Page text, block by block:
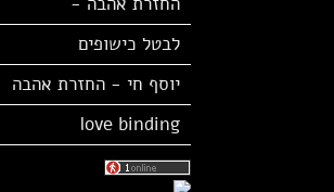
לבטל כישופים
יוסף חי - החזרת אהבה
love binding